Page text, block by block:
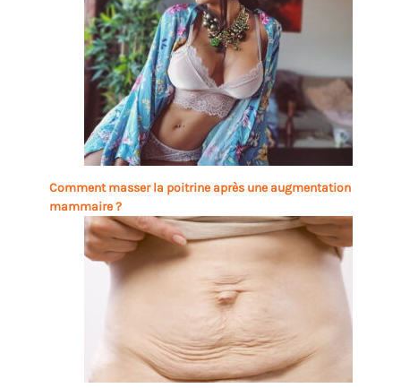
Comment masser la poitrine après une augmentation
mammaire ?